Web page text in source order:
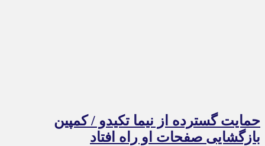
حمایت گسترده از نیما تکیدو / کمپین
بازگشایی صفحات او راه افتاد